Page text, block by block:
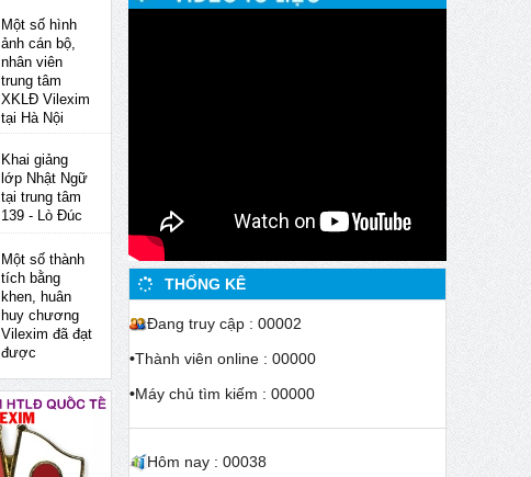
Một số hình
ảnh cán bộ,
nhân viên
trung tâm
XKLĐ Vilexim
tại Hà Nội
Khai giảng
lớp Nhật Ngữ
tại trung tâm
139 - Lò Đúc
Một số thành
tích bằng
khen, huân
huy chương
Vilexim đã đạt
được
THỐNG KÊ
Đang truy cập : 00002
•Thành viên online : 00000
•Máy chủ tìm kiếm : 00000
Hôm nay : 00038